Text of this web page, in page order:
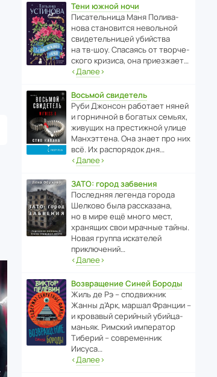
Тени южной ночи
Писа­тель­ница Маня Поли­ва­
нова стано­вится невольной
свиде­тель­ницей убийства
на тв-шоу. Спасаясь от твор­че­
с­кого кризиса, она приезжает…
‹Далее›
Восьмой свидетель
Руби Джонсон рабо­тает няней
и горни­чной в богатых семьях,
живущих на прес­ти­жной улице
Манх­эт­тена. Она знает про них
всё. Их распо­рядок дня…
‹Далее›
ЗАТО: город забвения
После­дняя легенда города
Шелково была расска­зана,
но в мире ещё много мест,
хранящих свои мрачные тайны.
Новая группа иска­телей
приключений…
‹Далее›
Возвращение Синей Бороды
Жиль де Рэ – спод­ви­жник
Жанны д’Арк, маршал Франции –
и кровавый серийный убийца-
маньяк. Римский импе­ратор
Тиберий – совре­менник
Иисуса…
‹Далее›